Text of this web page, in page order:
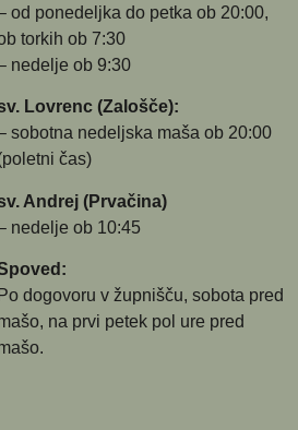
od ponedeljka do petka ob 20:00,
torkih ob 7:30
nedelje ob 9:30
Lovrenc (Zalošče):
sobotna nedeljska maša ob 20:00
čas)
Andrej (Prvačina)
nedelje ob 10:45
Po dogovoru v župnišču, sobota pred
na prvi petek pol ure pred